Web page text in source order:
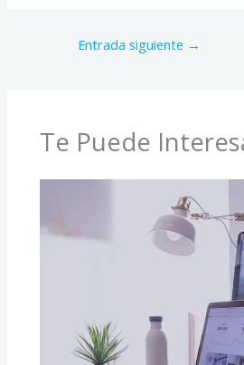
Entrada siguiente →
Te Puede